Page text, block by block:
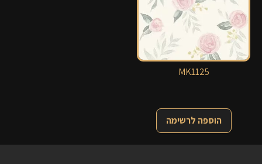
MK1125
הוספה לרשימה